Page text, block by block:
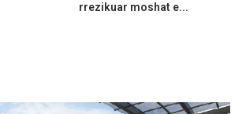
rrezikuar moshat e...